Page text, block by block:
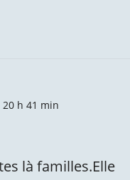
20 h 41 min
là familles.Elle